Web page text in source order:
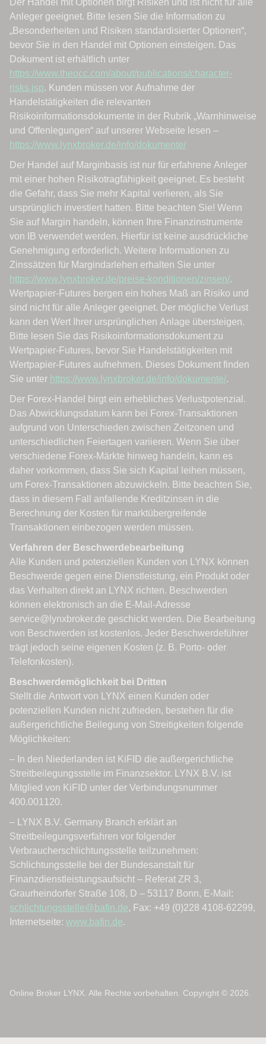
Online Broker LYNX. Alle Rechte vorbehalten. Copyright © 2026.